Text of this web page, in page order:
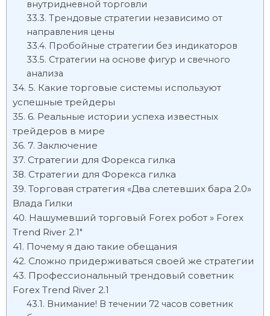
внутридневной торговли
Трендовые стратегии независимо от
направления цены
Пробойные стратегии без индикаторов
Стратегии на основе фигур и свечного
анализа
5. Какие торговые системы используют
успешные трейдеры
6. Реальные истории успеха известных
трейдеров в мире
7. Заключение
Стратегии для Форекса гилка
Стратегии для Форекса гилка
Торговая стратегия «Два слетевших бара 2.0»
Влада Гилки
Нашумевший торговый Forex робот » Forex
Trend River 2.1″
Почему я даю такие обещания
Сложно придерживаться своей же стратегии
Профессиональный трендовый советник
Forex Trend River 2.1
Внимание! В течении 72 часов советник